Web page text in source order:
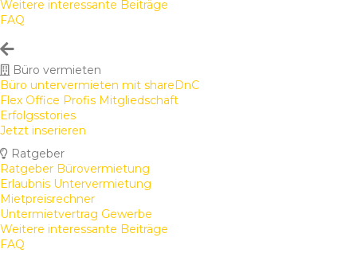
Weitere interessante Beiträge
FAQ
Büro vermieten
Büro untervermieten mit shareDnC
Flex Office Profis Mitgliedschaft
Erfolgsstories
Jetzt inserieren
Ratgeber
Ratgeber Bürovermietung
Erlaubnis Untervermietung
Mietpreisrechner
Untermietvertrag Gewerbe
Weitere interessante Beiträge
FAQ